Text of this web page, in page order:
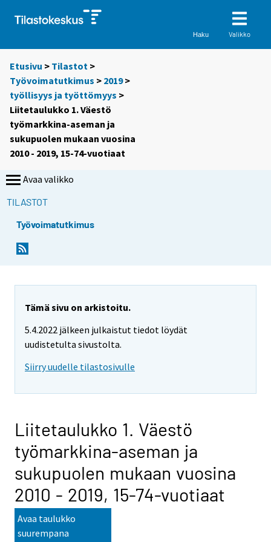
Haku Valikko
Etusivu > Tilastot >
Työvoimatutkimus > 2019>
työllisyys ja työttömyys >
Liitetaulukko 1. Väestö
työmarkkina-aseman ja
sukupuolen mukaan vuosina
2010 - 2019, 15-74-vuotiaat
Avaa valikko
TILASTOT
Työvoimatutkimus
Tämä sivu on arkistoitu.
5.4.2022 jälkeen julkaistut tiedot löydät
uudistetulta sivustolta.
Siirry uudelle tilastosivulle
Liitetaulukko 1. Väestö
työmarkkina-aseman ja
sukupuolen mukaan vuosina
2010 - 2019, 15-74-vuotiaat
Avaa taulukko
suurempana